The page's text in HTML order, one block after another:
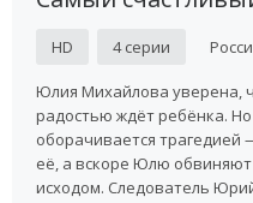
HD 4 серии
Юлия Михайлова уверена,
радостью ждёт ребёнка.
оборачивается
её, а вскоре Юлю
исходом. Следователь